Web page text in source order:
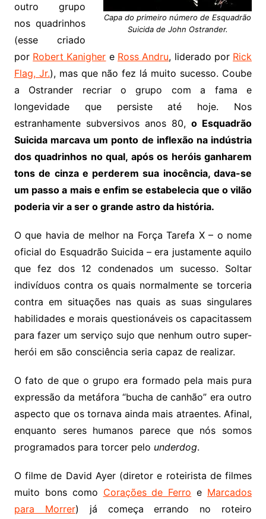
Capa do primeiro número de Esquadrão
Suicida de John Ostrander.
outro grupo
nos quadrinhos
(esse criado
por Robert Kanigher e Ross Andru, liderado por Rick
Flag, Jr.), mas que não fez lá muito sucesso. Coube
a Ostrander recriar o grupo com a fama e
longevidade que persiste até hoje. Nos
estranhamente subversivos anos 80,o Esquadrão
Suicida marcava um ponto de inflexão na indústria
dos quadrinhos no qual, após os heróis ganharem
tons de cinza e perderem sua inocência, dava-se
um passo a mais e enfim se estabelecia que o vilão
poderia vir a ser o grande astro da história.
O que havia de melhor na Força Tarefa X – o nome
oficial do Esquadrão Suicida – era justamente aquilo
que fez dos 12 condenados um sucesso. Soltar
indivíduos contra os quais normalmente se torceria
contra em situações nas quais as suas singulares
habilidades e morais questionáveis os capacitassem
para fazer um serviço sujo que nenhum outro super-
herói em são consciência seria capaz de realizar.
O fato de que o grupo era formado pela mais pura
expressão da metáfora “bucha de canhão” era outro
aspecto que os tornava ainda mais atraentes. Afinal,
enquanto seres humanos parece que nós somos
programados para torcer pelo underdog.
O filme de David Ayer (diretor e roteirista de filmes
muito bons como Corações de Ferro e Marcados
para Morrer) já começa errando no roteiro